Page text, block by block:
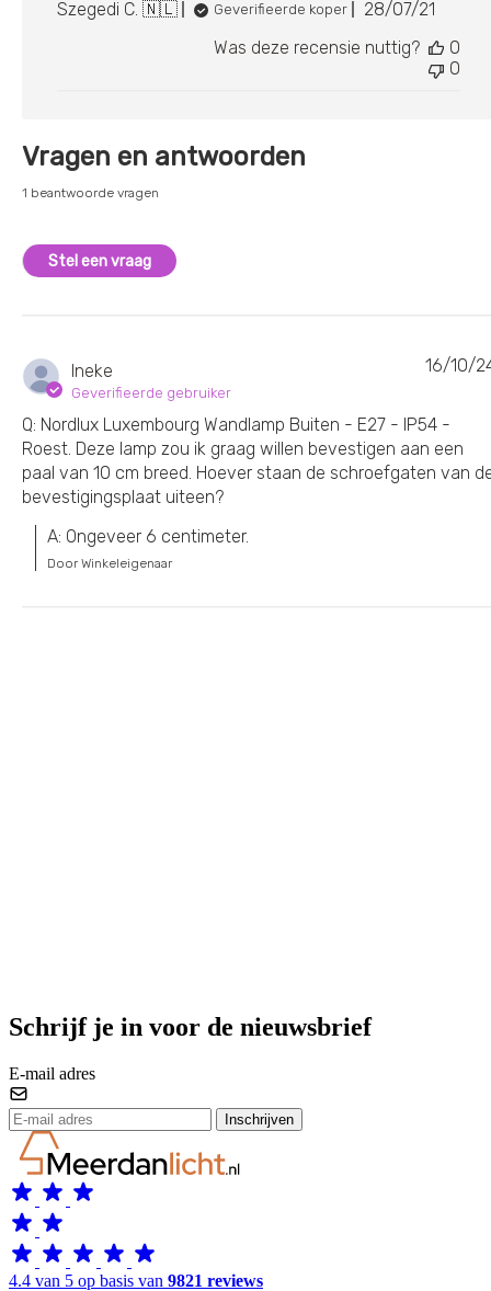
Szegedi C. 🇳🇱 Geverifieerde koper
28/07/21
Was deze recensie nuttig?
0
0
Vragen en antwoorden
1 beantwoorde vragen
Stel een vraag
Ineke
Geverifieerde gebruiker
Q: Nordlux Luxembourg Wandlamp Buiten - E27 - IP54 -
Roest. Deze lamp zou ik graag willen bevestigen aan een
paal van 10 cm breed. Hoever staan de schroefgaten van
bevestigingsplaat uiteen?
A: Ongeveer 6 centimeter.
Door Winkeleigenaar
16/10/
Schrijf je in voor de nieuwsbrief
E-mail adres
Inschrijven
4.4 van 5 op basis van 9821 reviews